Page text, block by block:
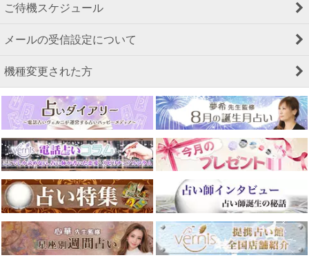
ご待機スケジュール
メールの受信設定について
機種変更された方